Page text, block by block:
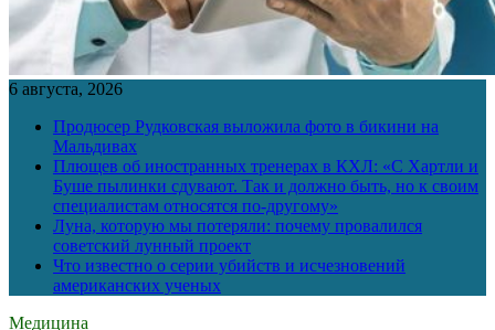
6 августа, 2026
Продюсер Рудковская выложила фото в бикини на
Мальдивах
Плющев об иностранных тренерах в КХЛ: «С Хартли и
Буше пылинки сдувают. Так и должно быть, но к своим
специалистам относятся по-другому»
Луна, которую мы потеряли: почему провалился
советский лунный проект
Что известно о серии убийств и исчезновений
американских ученых
Медицина